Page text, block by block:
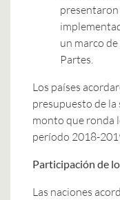
un marco
Partes.
Los países
presupuesto de
monto que ronda
período 2018-
Participación de
Las naciones